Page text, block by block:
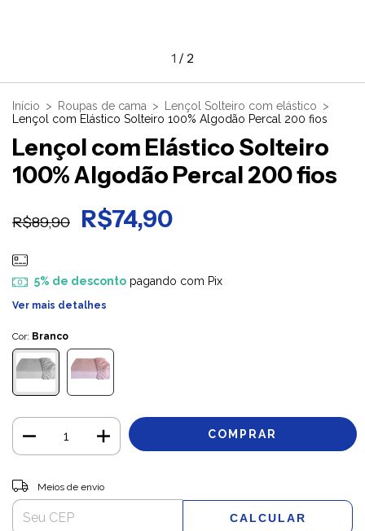
1 / 2
Início > Roupas de cama > Lençol Solteiro com elástico >
Lençol com Elástico Solteiro 100% Algodão Percal 200 fios
Lençol com Elástico Solteiro
100% Algodão Percal 200 fios
R$89,90 R$74,90
5% de descontopagando com Pix
Ver mais detalhes
Cor: Branco
Entregas para o CEP:
Meios de envio
CALCULAR